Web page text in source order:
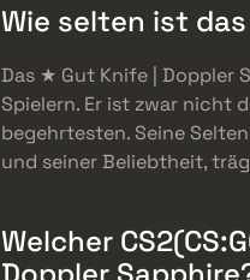
Wie selten ist
Das ★ Gut Knife | Doppler
Spielern. Er ist zwar nicht
begehrtesten. Seine
und seiner Beliebtheit,
Welcher